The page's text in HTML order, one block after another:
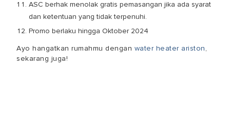
ASC berhak menolak gratis pemasangan jika ada syarat
dan ketentuan yang tidak terpenuhi.
Promo berlaku hingga Oktober 2024
Ayo hangatkan rumahmu dengan water heater ariston,
sekarang juga!